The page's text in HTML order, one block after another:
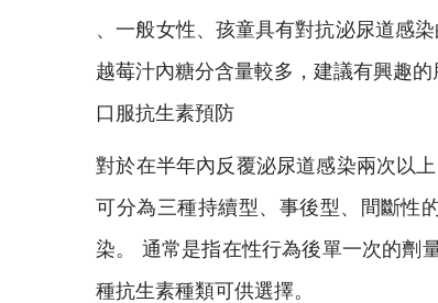
、一般女性、孩童具有對抗泌尿道感
越莓汁內糖分含量較多，建議有興趣
口服抗生素預防
對於在半年內反覆泌尿道感染兩次以
可分為三種持續型、事後型、間斷性
染。 通常是指在性行為後單一次的劑
種抗生素種類可供選擇。